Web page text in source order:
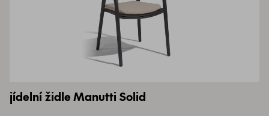
jídelní židle Manutti Solid